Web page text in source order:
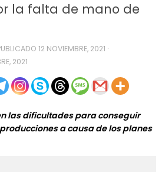
la falta de mano de
12 NOVIEMBRE, 2021 ·
2021
las dificultades para conseguir
a causa de los planes